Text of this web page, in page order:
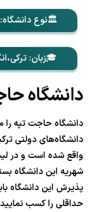
🏛️نوع
🎓زبان:
دانشگاه
دانشگاه حاجت تپه را
دانشگاه‌های دولتی
واقع شده است و در
شهریه این دانشگاه
پذیرش این دانشگاه